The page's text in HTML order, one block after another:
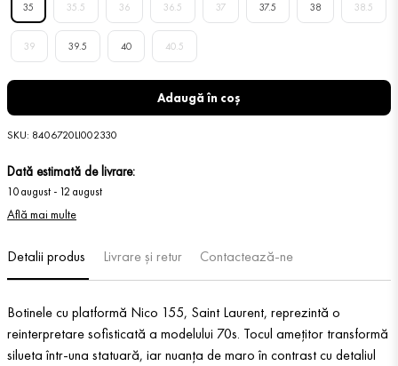
35 35.5 36 36.5 37 37.5 38 38.5
39 39.5 40 40.5
Adaugă în coș
SKU: 8406720LI002330
Dată estimată de livrare:
10 august - 12 august
Află mai multe
Detalii produs Livrare și retur Contactează-ne
Botinele cu platformă Nico 155, Saint Laurent, reprezintă o
reinterpretare sofisticată a modelului 70s. Tocul amețitor transformă
silueta într-una statuară, iar nuanța de maro în contrast cu detaliul